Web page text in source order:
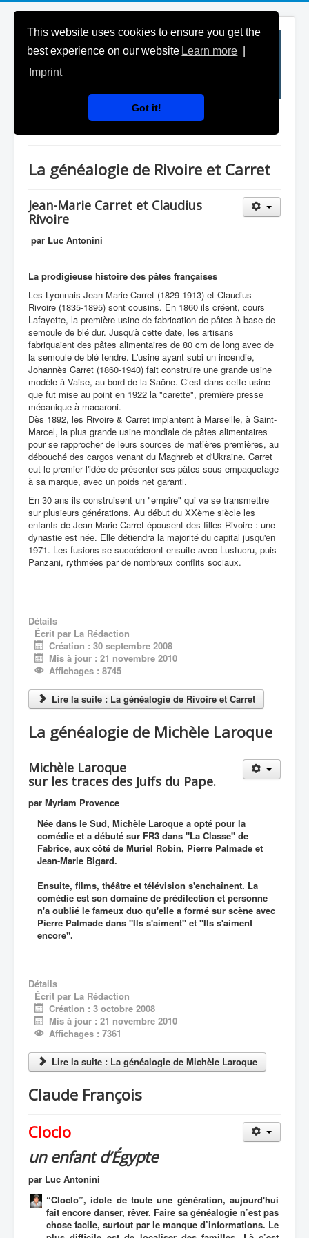
This website uses cookies to ensure you get the
best experience on our website Learn more
Imprint
Got it!
Généalogies célèbres
La généalogie de Rivoire et Carret
Jean-Marie Carret et Claudius
Rivoire
par Luc Antonini
La prodigieuse histoire des pâtes françaises
Les Lyonnais Jean-Marie Carret (1829-1913) et Claudius
Rivoire (1835-1895) sont cousins. En 1860 ils créent, cours
Lafayette, la première usine de fabrication de pâtes à base de
semoule de blé dur. Jusqu'à cette date, les artisans
fabriquaient des pâtes alimentaires de 80 cm de long avec de
la semoule de blé tendre. L'usine ayant subi un incendie,
Johannès Carret (1860-1940) fait construire une grande usine
modèle à Vaise, au bord de la Saône. C’est dans cette usine
que fut mise au point en 1922 la "carette", première presse
mécanique à macaroni.
Dès 1892, les Rivoire & Carret implantent à Marseille, à Saint-
Marcel, la plus grande usine mondiale de pâtes alimentaires
pour se rapprocher de leurs sources de matières premières, au
débouché des cargos venant du Maghreb et d'Ukraine. Carret
eut le premier l'idée de présenter ses pâtes sous empaquetage
à sa marque, avec un poids net garanti.
En 30 ans ils construisent un "empire" qui va se transmettre
sur plusieurs générations. Au début du XXème siècle les
enfants de Jean-Marie Carret épousent des filles Rivoire : une
dynastie est née. Elle détiendra la majorité du capital jusqu'en
1971. Les fusions se succéderont ensuite avec Lustucru, puis
Panzani, rythmées par de nombreux conflits sociaux.
Détails
Écrit par La Rédaction
Création : 30 septembre 2008
Mis à jour : 21 novembre 2010
Affichages : 8745
Lire la suite : La généalogie de Rivoire et Carret
La généalogie de Michèle Laroque
Michèle Laroque
sur les traces des Juifs du Pape.
par Myriam Provence
Née dans le Sud, Michèle Laroque a opté pour la
comédie et a débuté sur FR3 dans "La Classe" de
Fabrice, aux côté de Muriel Robin, Pierre Palmade et
Jean-Marie Bigard.
Ensuite, films, théâtre et télévision s'enchaînent. La
comédie est son domaine de prédilection et personne
n'a oublié le fameux duo qu'elle a formé sur scène avec
Pierre Palmade dans "Ils s'aiment" et "Ils s'aiment
encore".
Détails
Écrit par La Rédaction
Création : 3 octobre 2008
Mis à jour : 21 novembre 2010
Affichages : 7361
Lire la suite : La généalogie de Michèle Laroque
Claude François
Cloclo
un enfant d’Égypte
par Luc Antonini
“Cloclo”, idole de toute une génération, aujourd'hui
fait encore danser, rêver. Faire sa généalogie n’est pas
chose facile, surtout par le manque d’informations. Le